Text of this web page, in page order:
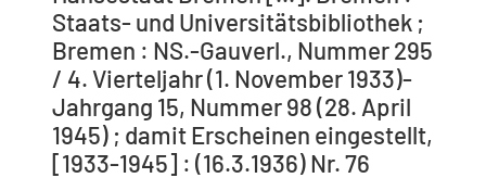
Staats- und Universitätsbibliothek ;
Bremen : NS.-Gauverl., Nummer 295
/ 4. Vierteljahr (1. November 1933)-
Jahrgang 15, Nummer 98 (28. April
1945) ; damit Erscheinen eingestellt,
[1933-1945] : (16.3.1936) Nr. 76